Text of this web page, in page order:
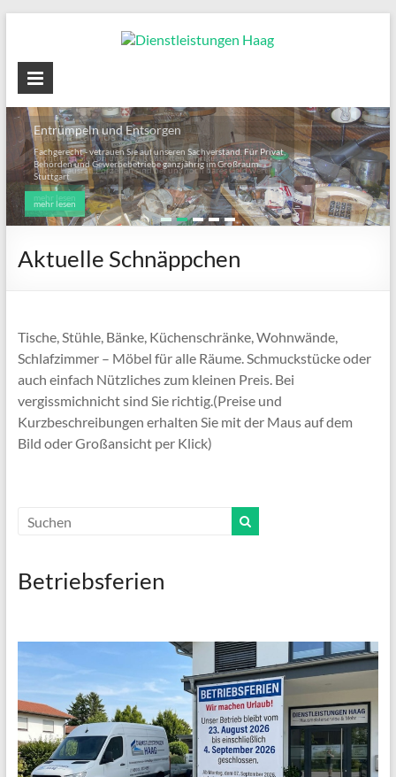
Dienstleistungen
Haag
Haushaltauflösungen,
Entrümpeln
und
Entsorgen
Entrümpeln und Entsorgen
Fachgerecht - vetrauen Sie auf unseren Sachverstand. Für Privat,
Behörden und Gewerbebetriebe ganzjährig im Großraum
Stuttgart.
mehr lesen
Aktuelle Schnäppchen
Tische, Stühle, Bänke, Küchenschränke, Wohnwände,
Schlafzimmer – Möbel für alle Räume. Schmuckstücke oder
auch einfach Nützliches zum kleinen Preis. Bei
vergissmichnicht sind Sie richtig.(Preise und
Kurzbeschreibungen erhalten Sie mit der Maus auf dem
Bild oder Großansicht per Klick)
Betriebsferien